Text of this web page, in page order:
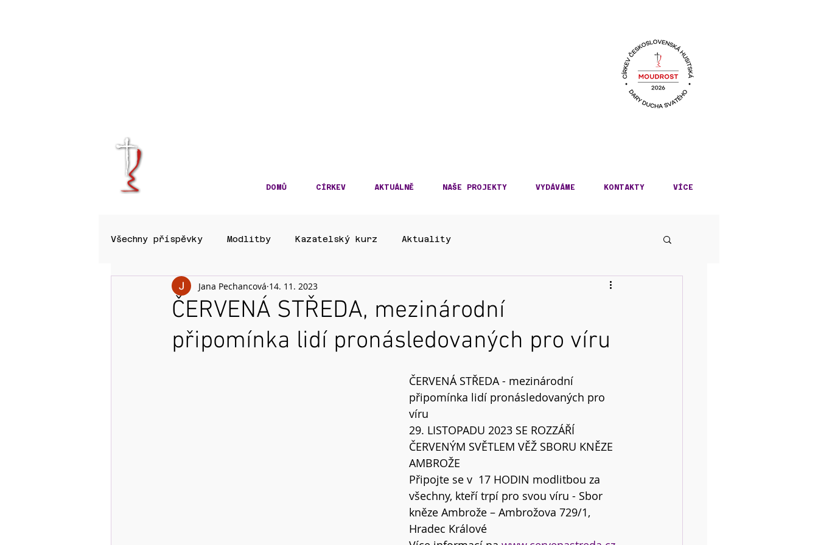
DOMŮ CÍRKEV AKTUÁLNĚ NAŠE PROJEKTY VYDÁVÁME KONTAKTY VÍCE
Všechny příspěvky Modlitby Kazatelský kurz Aktuality
ČERVENÁ STŘEDA, mezinárodní
připomínka lidí pronásledovaných pro víru
Jana Pechancová 14. 11. 2023
ČERVENÁ STŘEDA - mezinárodní
připomínka lidí pronásledovaných pro
víru
29. LISTOPADU 2023 SE ROZZÁŘÍ
ČERVENÝM SVĚTLEM VĚŽ SBORU KNĚZE
AMBROŽE
Připojte se v  17 HODIN modlitbou za
všechny, kteří trpí pro svou víru - Sbor
kněze Ambrože – Ambrožova 729/1,
Hradec Králové